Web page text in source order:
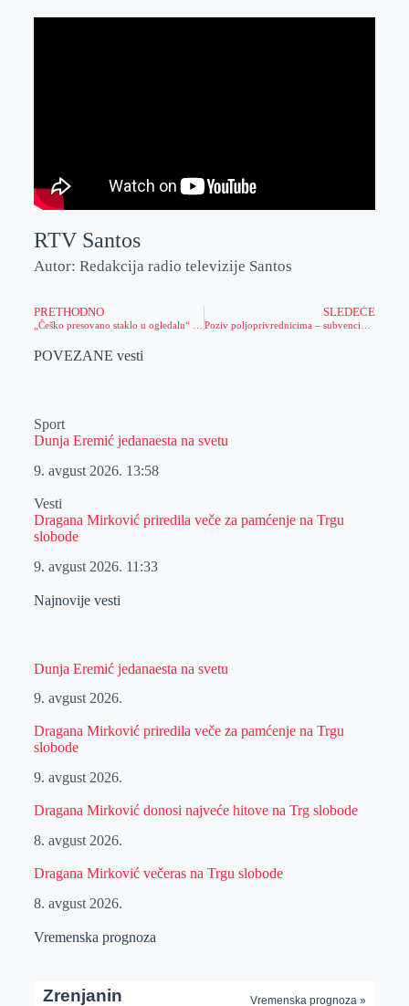
p
RTV Santos
Autor: Redakcija radio televizije Santos
PRETHODNO SLEDEĆE
POVEZANE vesti
Sport
Dunja Eremić jedanaesta na svetu
9. avgust 2026. 13:58
Vesti
Dragana Mirković priredila veče za pamćenje na Trgu
slobode
9. avgust 2026. 11:33
Najnovije vesti
Dunja Eremić jedanaesta na svetu
9. avgust 2026.
Dragana Mirković priredila veče za pamćenje na Trgu
slobode
9. avgust 2026.
Dragana Mirković donosi najveće hitove na Trg slobode
8. avgust 2026.
Dragana Mirković večeras na Trgu slobode
8. avgust 2026.
Vremenska prognoza